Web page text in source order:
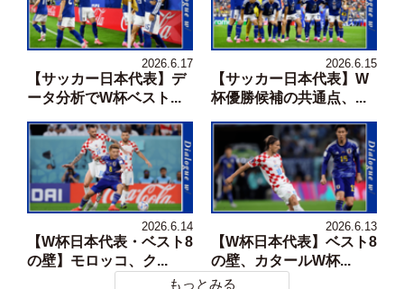
2026.6.17
【サッカー日本代表】デ
ータ分析でW杯ベスト...
2026.6.15
【サッカー日本代表】W
杯優勝候補の共通点、...
2026.6.14
【W杯日本代表・ベスト8
の壁】モロッコ、ク...
2026.6.13
【W杯日本代表】ベスト8
の壁、カタールW杯...
もっとみる